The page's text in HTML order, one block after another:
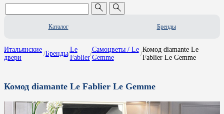
Каталог Бренды
Итальянские
двери
/Бренды/
Le
Fablier
/
Самоцветы / Le
Gemme
/
Комод diamante Le
Fablier Le Gemme
Комод diamante Le Fablier Le Gemme